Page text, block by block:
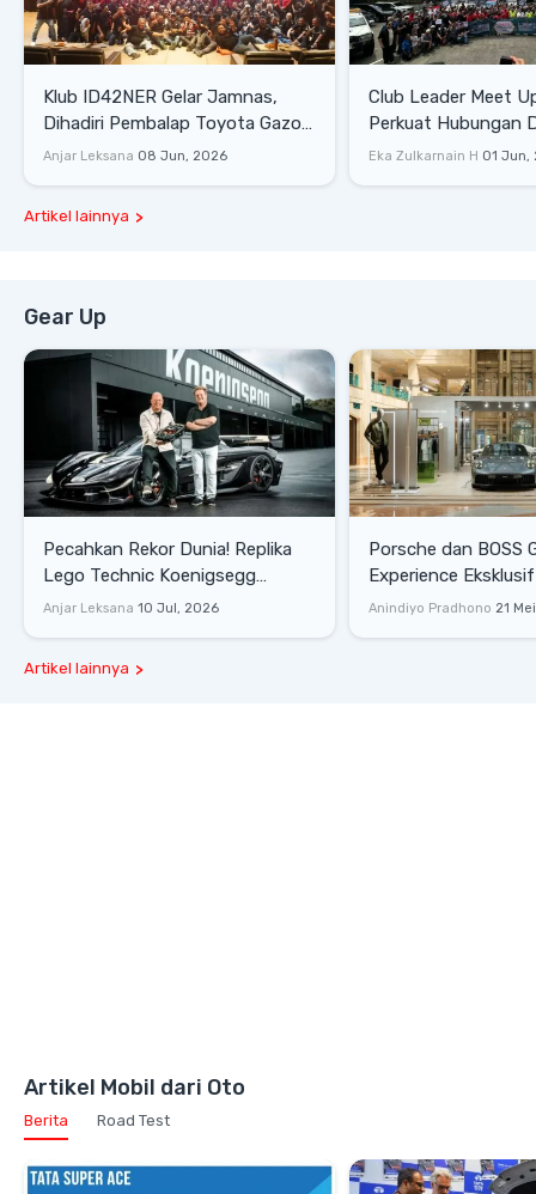
Klub ID42NER Gelar Jamnas,
Dihadiri Pembalap Toyota Gazoo
Racing
Anjar Leksana 08 Jun, 2026
Club Leader Meet
Perkuat Hubungan
Dengan Komunitas
Eka Zulkarnain H 01 Jun,
Artikel lainnya
Gear Up
Pecahkan Rekor Dunia! Replika
Lego Technic Koenigsegg
Sadair's Spear Ukuran Asli Sukses
Anjar Leksana 10 Jul, 2026
Porsche dan BOSS
Experience
Senayan, Hadirkan
Anindiyo Pradhono 21
Artikel lainnya
Artikel Mobil dari Oto
Berita Road Test